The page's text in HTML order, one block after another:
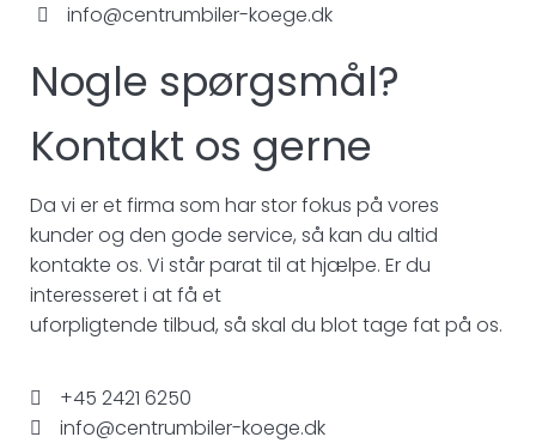
info@centrumbiler-koege.dk
Nogle spørgsmål?
Kontakt os gerne
Da vi er et firma som har stor fokus på vores
kunder og den gode service, så kan du altid
kontakte os. Vi står parat til at hjælpe. Er du
interesseret i at få et
uforpligtende tilbud, så skal du blot tage fat på os.
+45 2421 6250
info@centrumbiler-koege.dk